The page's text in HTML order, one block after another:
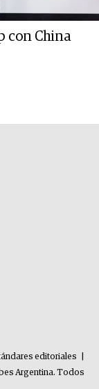
con China
editoriales
Argentina. Todos